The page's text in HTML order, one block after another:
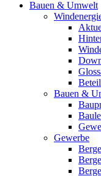
Bauen & Umwelt
Bauen &
Gewerbe